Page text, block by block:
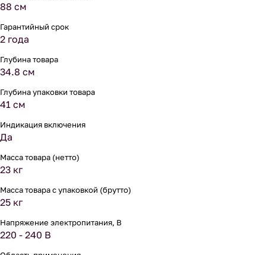
88 см
Гарантийный срок
2 года
Глубина товара
34.8 см
Глубина упаковки товара
41 см
Индикация включения
Да
Масса товара (нетто)
23 кг
Масса товара с упаковкой (брутто)
25 кг
Напряжение электропитания, В
220 - 240 В